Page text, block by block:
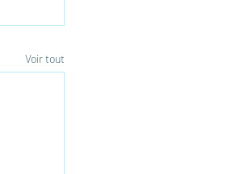
Voir tout